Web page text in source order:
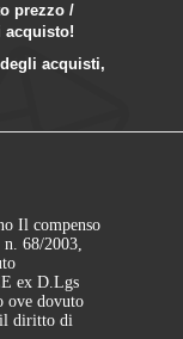
prezzo /
acquisto!
acquisti,
Il compenso
68/2003,
ex D.Lgs
ove dovuto
il diritto di